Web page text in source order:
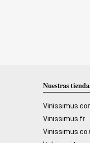
Nuestras
Vinissimus.fr